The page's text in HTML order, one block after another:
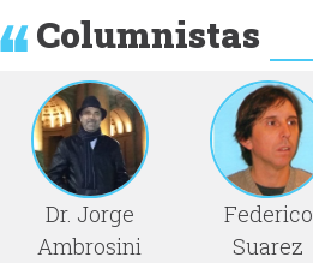
Columnistas
Dr. Jorge
Ambrosini
Federico
Suarez